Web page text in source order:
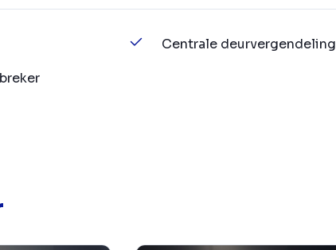
Centrale deurvergendeling